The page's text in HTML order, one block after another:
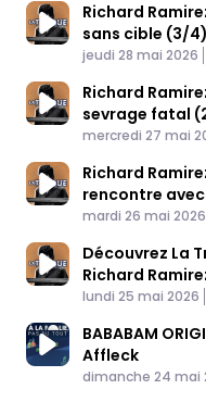
Richard
sans cible (3/4)
Published At
jeudi 28 mai 2026
Richard
sevrage fatal
Published At
mercredi 27 mai
Richard
rencontre
Published At
mardi 26 mai 2026
Découvrez La
Richard
Published At
lundi 25 mai 2026
BABABAM
Affleck
Published At
dimanche 24 mai